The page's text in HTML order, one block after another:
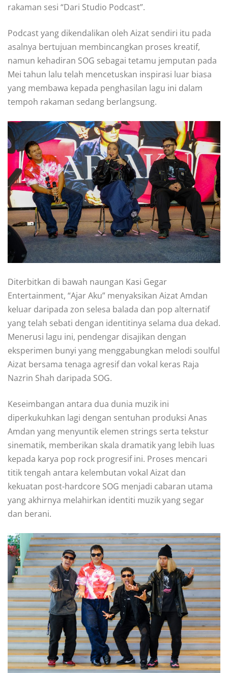
rakaman sesi “Dari Studio Podcast”.
Podcast yang dikendalikan oleh Aizat sendiri itu pada
asalnya bertujuan membincangkan proses kreatif,
namun kehadiran SOG sebagai tetamu jemputan pada
Mei tahun lalu telah mencetuskan inspirasi luar biasa
yang membawa kepada penghasilan lagu ini dalam
tempoh rakaman sedang berlangsung.
Diterbitkan di bawah naungan Kasi Gegar
Entertainment, “Ajar Aku” menyaksikan Aizat Amdan
keluar daripada zon selesa balada dan pop alternatif
yang telah sebati dengan identitinya selama dua dekad.
Menerusi lagu ini, pendengar disajikan dengan
eksperimen bunyi yang menggabungkan melodi soulful
Aizat bersama tenaga agresif dan vokal keras Raja
Nazrin Shah daripada SOG.
Keseimbangan antara dua dunia muzik ini
diperkukuhkan lagi dengan sentuhan produksi Anas
Amdan yang menyuntik elemen strings serta tekstur
sinematik, memberikan skala dramatik yang lebih luas
kepada karya pop rock progresif ini. Proses mencari
titik tengah antara kelembutan vokal Aizat dan
kekuatan post-hardcore SOG menjadi cabaran utama
yang akhirnya melahirkan identiti muzik yang segar
dan berani.